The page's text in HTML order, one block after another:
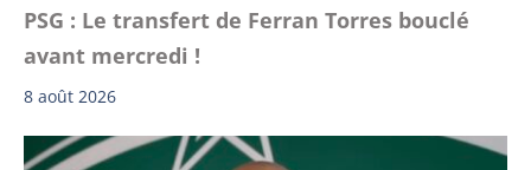
PSG : Le transfert de Ferran Torres bouclé
avant mercredi !
8 août 2026